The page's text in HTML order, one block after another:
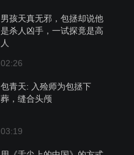
男孩天真无邪，包拯却说他
是杀人凶手，一试探竟是高
人
02:26
包青天: 入殓师为包拯下
葬，缝合头颅
03:19